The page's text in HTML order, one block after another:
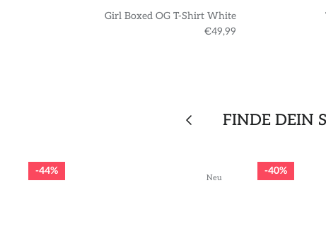
Girl Boxed OG T-Shirt White
€49,99
FINDE DEIN
Neu
44% 40%